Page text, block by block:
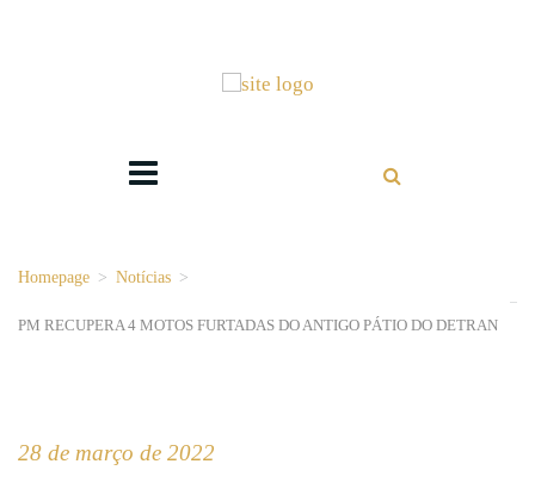
Homepage > Notícias >
PM RECUPERA 4 MOTOS FURTADAS DO ANTIGO PÁTIO DO DETRAN
28 de março de 2022